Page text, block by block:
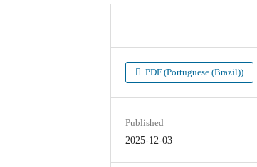
PDF (Portuguese (Brazil))
Published
2025-12-03